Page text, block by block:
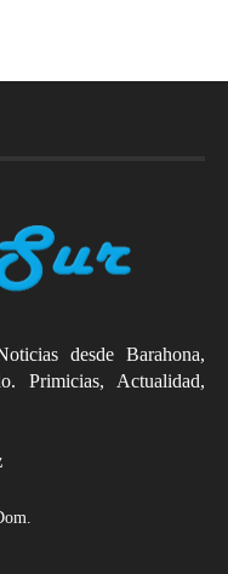
desde Barahona,
Primicias, Actualidad,